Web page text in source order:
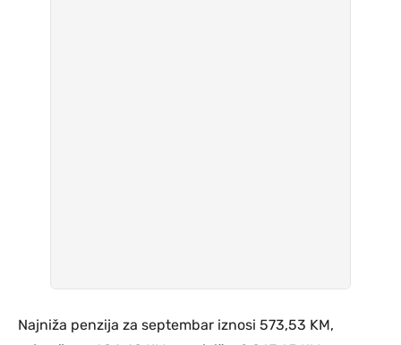
Najniža penzija za septembar iznosi 573,53 KM,